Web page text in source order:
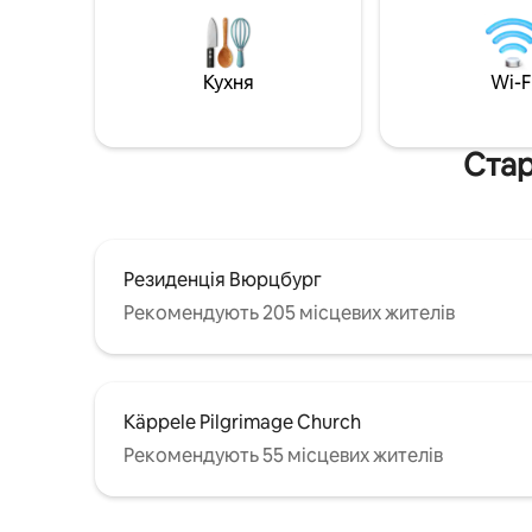
→ Затишний диван-спальник на 2 осіб
→ Сонячний балкон → Дворазове місце
для паркування → дитяче ліжечко
Netflix /
Система
VELUX
Кухня Wi-
Резиденція Вюрцбург
Рекомендують 205 місцевих жителів
Käppele Pilgrimage Church
Рекомендують 55 місцевих жителів